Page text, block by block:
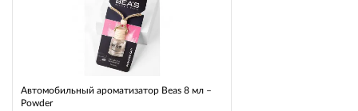
Автомобильный ароматизатор Beas 8 мл –
Powder